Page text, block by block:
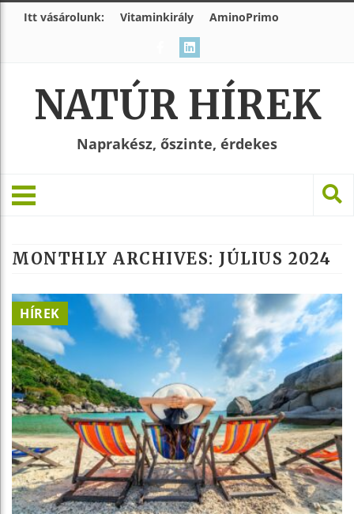
Itt vásárolunk: Vitaminkirály AminoPrimo
NATÚR HÍREK
Naprakész, őszinte, érdekes
MONTHLY ARCHIVES: JÚLIUS 2024
HÍREK